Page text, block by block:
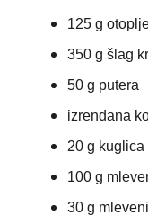
125 g
350 g šlag
50 g putera
izrendana
20 g
100 g
30 g